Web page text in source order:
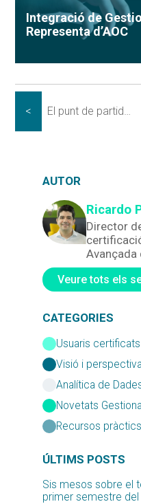
Integració de
Representa d’AOC
< El punt de partida – Configuració general de Gestiona
AUTOR
Ricardo
Director
Avançada
Veure tots els
CATEGORIES
Usuaris
Visió i
Analítica de
Novetats
Recursos
ÚLTIMS POSTS
Sis mesos sobre el
primer semestre del